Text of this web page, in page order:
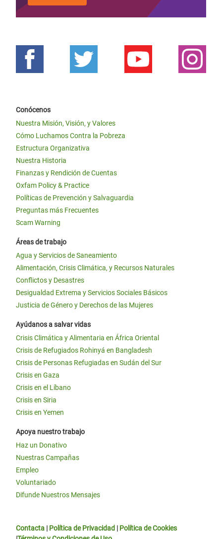
Conócenos
Nuestra Misión, Visión, y Valores
Cómo Luchamos Contra la Pobreza
Estructura Organizativa
Nuestra Historia
Finanzas y Rendición de Cuentas
Oxfam Policy & Practice
Políticas de Prevención y Salvaguardia
Preguntas más Frecuentes
Scam Warning
Áreas de trabajo
Agua y Servicios de Saneamiento
Alimentación, Crisis Climática, y Recursos Naturales
Conflictos y Desastres
Desigualdad Extrema y Servicios Sociales Básicos
Justicia de Género y Derechos de las Mujeres
Ayúdanos a salvar vidas
Crisis Climática y Alimentaria en África Oriental
Crisis de Refugiados Rohinyá en Bangladesh
Crisis de Personas Refugiadas en Sudán del Sur
Crisis en Gaza
Crisis en el Líbano
Crisis en Siria
Crisis en Yemen
Apoya nuestro trabajo
Haz un Donativo
Nuestras Campañas
Empleo
Voluntariado
Difunde Nuestros Mensajes
Contacta | Política de Privacidad | Política de Cookies